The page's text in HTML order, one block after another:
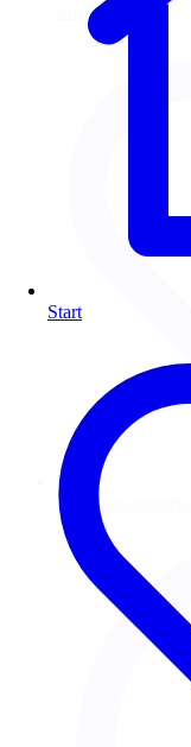
Suchen
Lieblingsprospekte
Start